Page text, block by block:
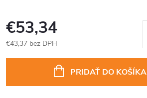
€53,34
€43,37 bez DPH
PRIDAŤ DO KOŠÍKA